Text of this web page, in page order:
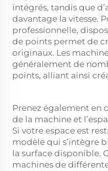
intégrés, tandis que
davantage la vitesse.
professionnelle,
de points permet de
originaux. Les
généralement de
points, alliant ainsi
Prenez également en
de la machine et
Si votre espace est
modèle qui s’intègre
la surface disponible.
machines de